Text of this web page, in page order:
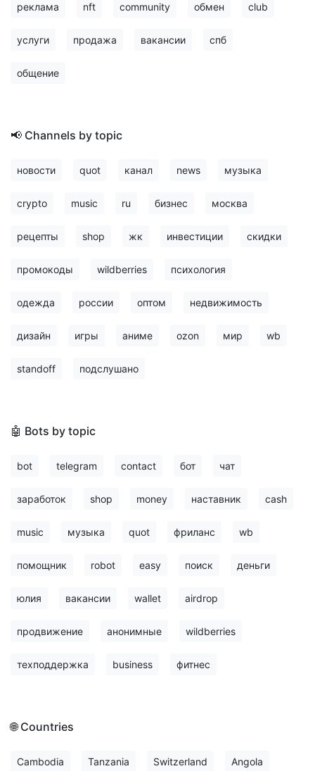
реклама nft community обмен club
услуги продажа вакансии спб
общение
📢 Channels by topic
новости quot канал news музыка
crypto music ru бизнес москва
рецепты shop жк инвестиции скидки
промокоды wildberries психология
одежда россии оптом недвижимость
дизайн игры аниме ozon мир wb
standoff подслушано
🤖 Bots by topic
bot telegram contact бот чат
заработок shop money наставник cash
music музыка quot фриланс wb
помощник robot easy поиск деньги
юлия вакансии wallet airdrop
продвижение анонимные wildberries
техподдержка business фитнес
🌐 Countries
Cambodia Tanzania Switzerland Angola